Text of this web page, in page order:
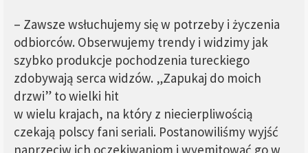
– Zawsze wsłuchujemy się w potrzeby i życzenia
odbiorców. Obserwujemy trendy i widzimy jak
szybko produkcje pochodzenia tureckiego
zdobywają serca widzów. „Zapukaj do moich
drzwi” to wielki hit
w wielu krajach, na który z niecierpliwością
czekają polscy fani seriali. Postanowiliśmy wyjść
naprzeciw ich oczekiwaniom i wyemitować go w